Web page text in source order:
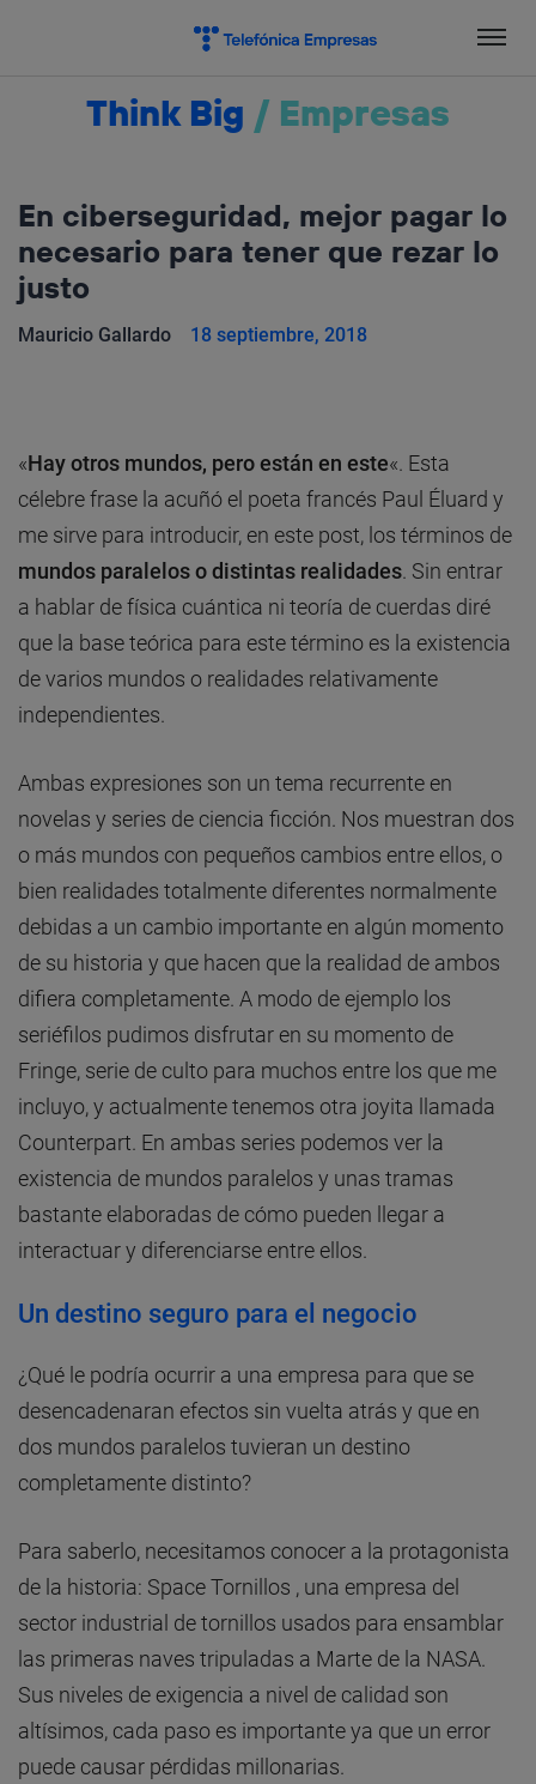
Think Big / Empresas
En ciberseguridad, mejor pagar lo
necesario para tener que rezar lo
justo
Mauricio Gallardo 18 septiembre, 2018
«Hay otros mundos, pero están en este«. Esta
célebre frase la acuñó el poeta francés Paul Éluard y
me sirve para introducir, en este post, los términos de
mundos paralelos o distintas realidades . Sin entrar
a hablar de física cuántica ni teoría de cuerdas diré
que la base teórica para este término es la existencia
de varios mundos o realidades relativamente
independientes.
Ambas expresiones son un tema recurrente en
novelas y series de ciencia ficción. Nos muestran dos
o más mundos con pequeños cambios entre ellos, o
bien realidades totalmente diferentes normalmente
debidas a un cambio importante en algún momento
de su historia y que hacen que la realidad de ambos
difiera completamente. A modo de ejemplo los
seriéfilos pudimos disfrutar en su momento de
Fringe, serie de culto para muchos entre los que me
incluyo, y actualmente tenemos otra joyita llamada
Counterpart. En ambas series podemos ver la
existencia de mundos paralelos y unas tramas
bastante elaboradas de cómo pueden llegar a
interactuar y diferenciarse entre ellos.
Un destino seguro para el negocio
¿Qué le podría ocurrir a una empresa para que se
desencadenaran efectos sin vuelta atrás y que en
dos mundos paralelos tuvieran un destino
completamente distinto?
Para saberlo, necesitamos conocer a la protagonista
de la historia: Space Tornillos , una empresa del
sector industrial de tornillos usados para ensamblar
las primeras naves tripuladas a Marte de la NASA.
Sus niveles de exigencia a nivel de calidad son
altísimos, cada paso es importante ya que un error
puede causar pérdidas millonarias.